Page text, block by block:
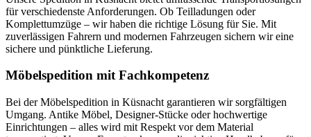
für verschiedenste Anforderungen. Ob Teilladungen oder
Komplettumzüge – wir haben die richtige Lösung für Sie. Mit
zuverlässigen Fahrern und modernen Fahrzeugen sichern wir eine
sichere und pünktliche Lieferung.
Möbelspedition mit Fachkompetenz
Bei der Möbelspedition in Küsnacht garantieren wir sorgfältigen
Umgang. Antike Möbel, Designer-Stücke oder hochwertige
Einrichtungen – alles wird mit Respekt vor dem Material